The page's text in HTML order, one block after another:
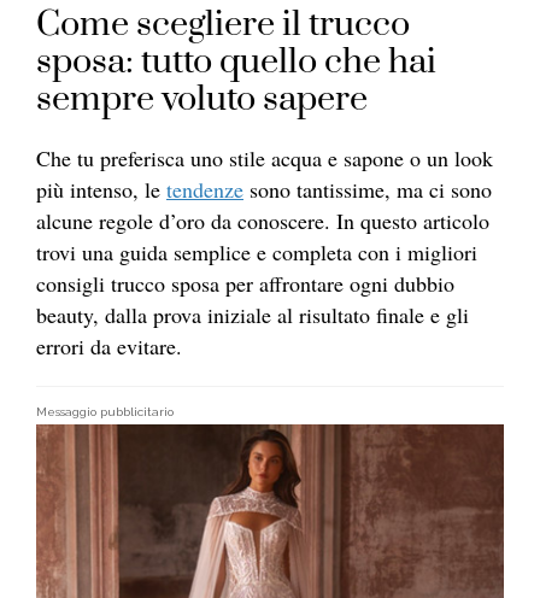
Come scegliere il trucco
sposa: tutto quello che hai
sempre voluto sapere
Che tu preferisca uno stile acqua e sapone o un look
più intenso, le tendenze sono tantissime, ma ci sono
alcune regole d’oro da conoscere. In questo articolo
trovi una guida semplice e completa con i migliori
consigli trucco sposa per affrontare ogni dubbio
beauty, dalla prova iniziale al risultato finale e gli
errori da evitare.
Messaggio pubblicitario